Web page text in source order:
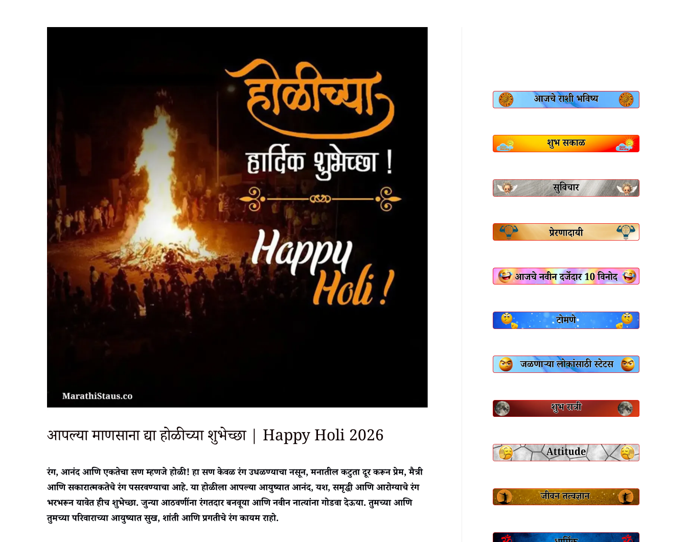
आपल्या माणसाना द्या होळीच्या शुभेच्छा | Happy Holi 2026
रंग, आनंद आणि एकतेचा सण म्हणजे होळी! हा सण केवळ रंग उधळण्याचा नसून, मनातील कटुता दूर करून प्रेम, मैत्री
आणि सकारात्मकतेचे रंग पसरवण्याचा आहे. या होळीला आपल्या आयुष्यात आनंद, यश, समृद्धी आणि आरोग्याचे रंग
भरभरून यावेत हीच शुभेच्छा. जुन्या आठवणींना रंगतदार बनवूया आणि नवीन नात्यांना गोडवा देऊया. तुमच्या आणि
तुमच्या परिवाराच्या आयुष्यात सुख, शांती आणि प्रगतीचे रंग कायम राहो.